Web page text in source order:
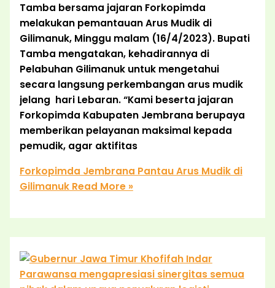
Tamba bersama jajaran Forkopimda
melakukan pemantauan Arus Mudik di
Gilimanuk, Minggu malam (16/4/2023). Bupati
Tamba mengatakan, kehadirannya di
Pelabuhan Gilimanuk untuk mengetahui
secara langsung perkembangan arus mudik
jelang hari Lebaran. “Kami beserta jajaran
Forkopimda Kabupaten Jembrana berupaya
memberikan pelayanan maksimal kepada
pemudik, agar aktifitas
Forkopimda Jembrana Pantau Arus Mudik di
GilimanukRead More »